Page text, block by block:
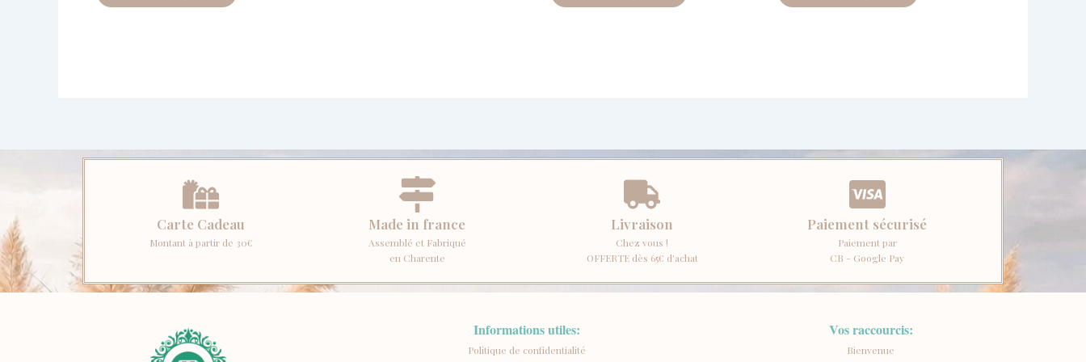
Carte Cadeau
Montant à partir de 30€
Made in france
Assemblé et Fabriqué
en Charente
Livraison
Chez vous !
OFFERTE dès 65€ d'achat
Paiement sécurisé
Paiement par
CB - Google Pay
Informations utiles:
Politique de confidentialité
Vos raccourcis:
Bienvenue